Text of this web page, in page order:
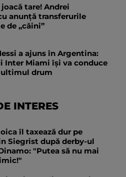
tare! Andrei
anunță transferurile
de „câini”
a ajuns în Argentina:
Inter Miami își va conduce
drum
INTERES
îl taxează dur pe
Siegrist după derby-ul
"Putea să nu mai